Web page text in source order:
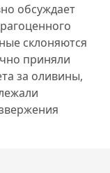
обсуждает
склоняются
приняли
за оливины,